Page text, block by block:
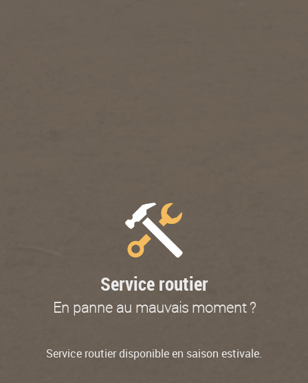
Service routier
En panne au mauvais moment ?
Service routier disponible en saison estivale.